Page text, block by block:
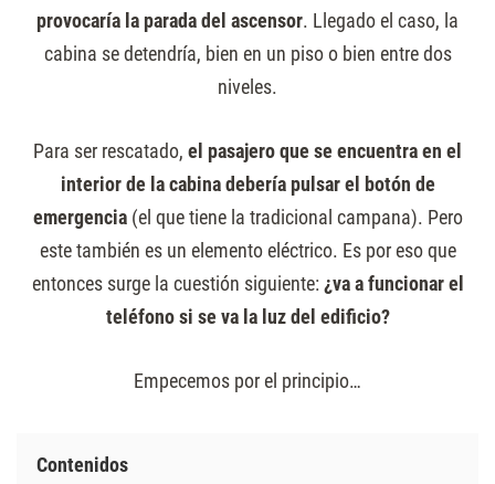
provocaría la parada del ascensor. Llegado el caso, la
cabina se detendría, bien en un piso o bien entre dos
niveles.
Para ser rescatado, el pasajero que se encuentra en el
interior de la cabina debería pulsar el botón de
emergencia(el que tiene la tradicional campana). Pero
este también es un elemento eléctrico. Es por eso que
entonces surge la cuestión siguiente: ¿va a funcionar el
teléfono si se va la luz del edificio?
Empecemos por el principio…
Contenidos